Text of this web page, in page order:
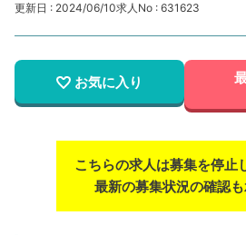
更新日 : 2024/06/10求人No : 631623
お気に入り
こちらの求人は募集を停止
最新の募集状況の確認も